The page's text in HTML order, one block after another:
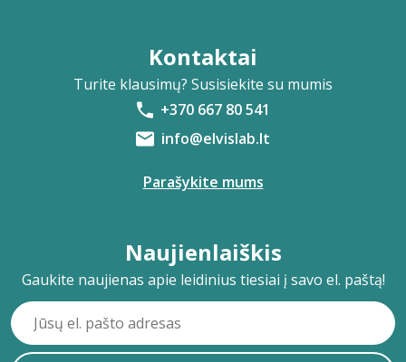
Kontaktai
Turite klausimų? Susisiekite su mumis
+370 667 80 541
info@elvislab.lt
Parašykite mums
Naujienlaiškis
Gaukite naujienas apie leidinius tiesiai į savo el. paštą!